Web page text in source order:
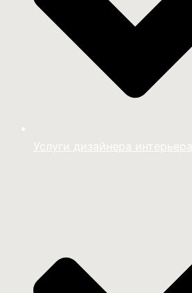
Услуги дизайнера интерьера